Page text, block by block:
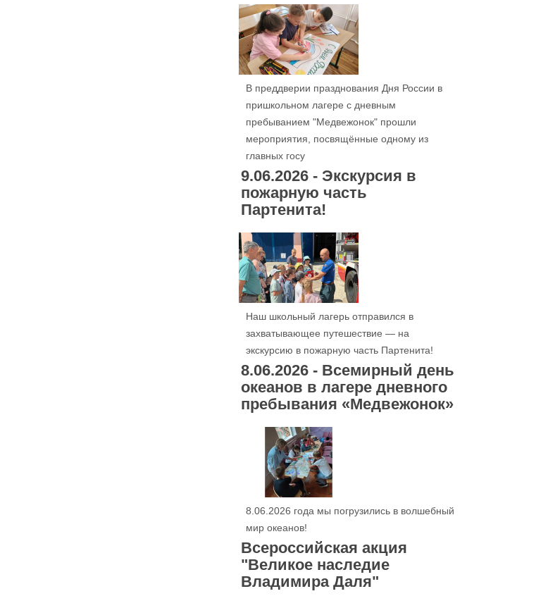
В преддверии празднования Дня России в
пришкольном лагере с дневным
пребыванием "Медвежонок" прошли
мероприятия, посвящённые одному из
главных госу
9.06.2026 - Экскурсия в
пожарную часть
Партенита!
Наш школьный лагерь отправился в
захватывающее путешествие — на
экскурсию в пожарную часть Партенита!
8.06.2026 - Всемирный день
океанов в лагере дневного
пребывания «Медвежонок»
8.06.2026 года мы погрузились в волшебный
мир океанов!
Всероссийская акция
"Великое наследие
Владимира Даля"